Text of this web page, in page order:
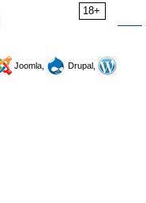
18+
Joomla,
Drupal,